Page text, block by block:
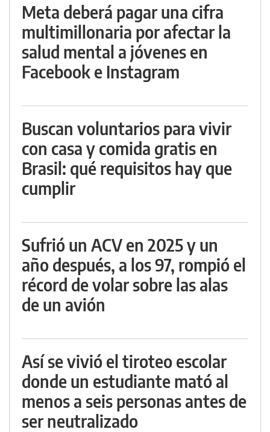
Meta deberá pagar una cifra
multimillonaria por afectar la
salud mental a jóvenes en
Facebook e Instagram
Buscan voluntarios para vivir
con casa y comida gratis en
Brasil: qué requisitos hay que
cumplir
Sufrió un ACV en 2025 y un
año después, a los 97, rompió el
récord de volar sobre las alas
de un avión
Así se vivió el tiroteo escolar
donde un estudiante mató al
menos a seis personas antes de
ser neutralizado